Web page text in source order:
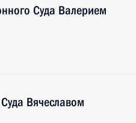
Суда Валерием
Вячеславом